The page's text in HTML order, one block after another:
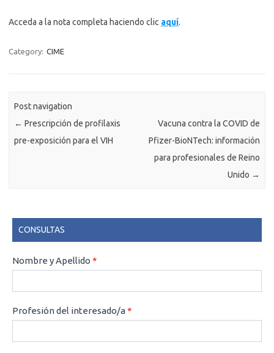
Acceda a la nota completa haciendo clic aquí.
Category: CIME
Post navigation
← Prescripción de profilaxis
pre-exposición para el VIH
Vacuna contra la COVID de
Pfizer-BioNTech: información
para profesionales de Reino
Unido →
CONSULTAS
CONSULTAS
Nombre y Apellido *
Profesión del interesado/a*